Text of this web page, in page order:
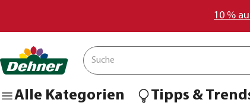
10 %
Alle Kategorien Tipps &